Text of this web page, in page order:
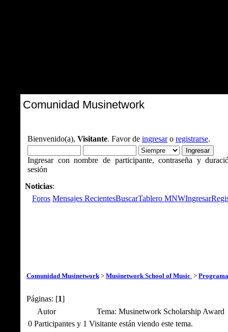
Comunidad Musinetwork
Bienvenido(a), Visitante. Favor de ingresaro registrarse.
Ingresar con nombre de participante, contraseña y
sesión
Noticias:
Foros Mensajes RecientesBuscarTablero MNWIngresar
Comunidad Musinetwork > Musinetwork School of Music >
Páginas: [1]
Autor
Tema: Musinetwork Scholarship
0 Participantes y 1 Visitante están viendo este tema.